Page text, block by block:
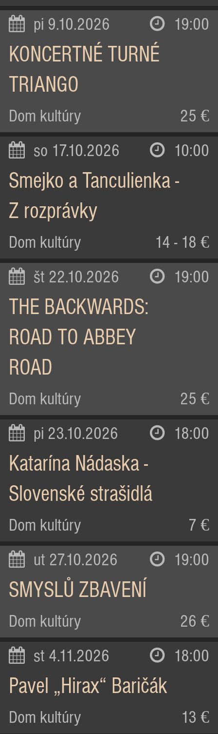
pi 9.10.2026 19:00
KONCERTNÉ TURNÉ
TRIANGO
Dom kultúry 25 €
so 17.10.2026 10:00
Smejko a Tanculienka -
Z rozprávky
Dom kultúry 14 - 18 €
št 22.10.2026 19:00
THE BACKWARDS:
ROAD TO ABBEY
ROAD
Dom kultúry 25 €
pi 23.10.2026 18:00
Katarína Nádaska -
Slovenské strašidlá
Dom kultúry 7 €
ut 27.10.2026 19:00
SMYSLŮ ZBAVENÍ
Dom kultúry 26 €
st 4.11.2026 18:00
Pavel „Hirax“ Baričák
Dom kultúry 13 €